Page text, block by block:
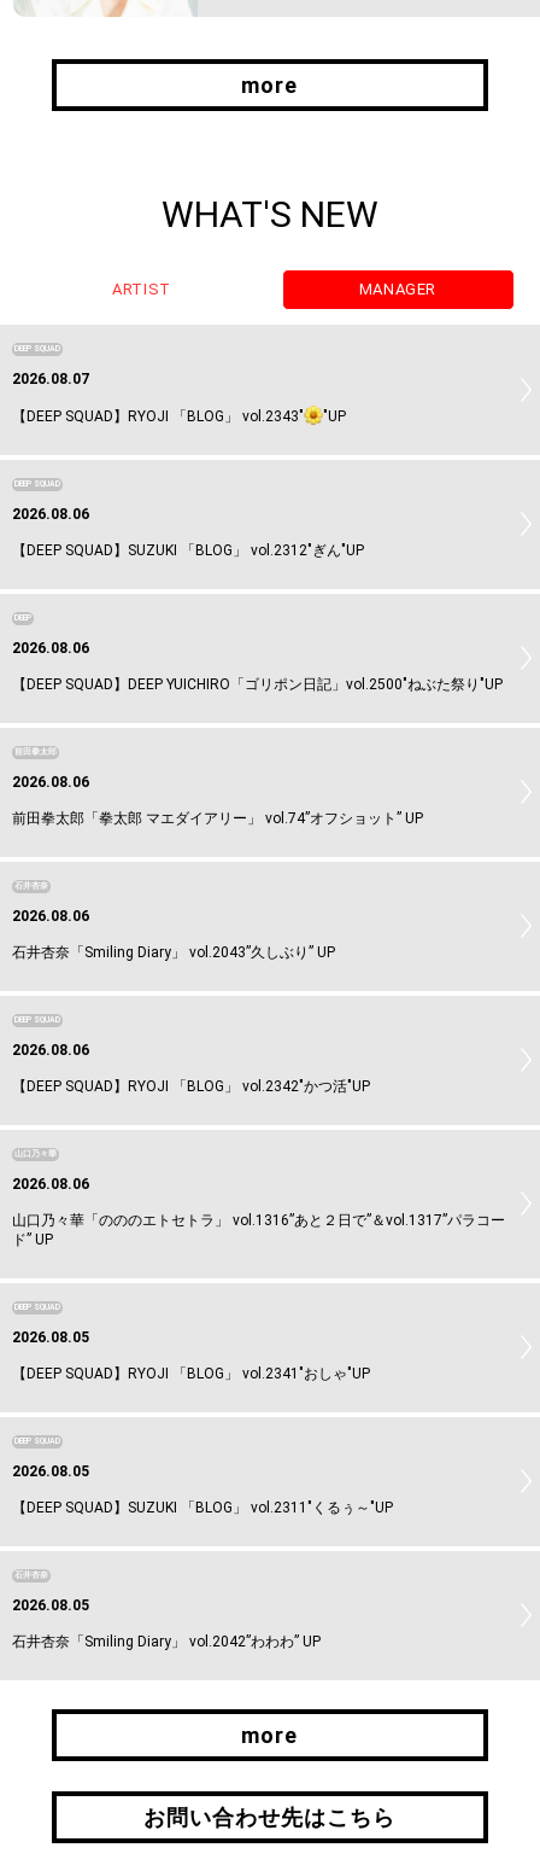
more
WHAT'S NEW
ARTIST MANAGER
DEEP SQUAD
2026.08.07
【DEEP SQUAD】RYOJI 「BLOG」 vol.2343" "UP
DEEP SQUAD
2026.08.06
【DEEP SQUAD】SUZUKI 「BLOG」 vol.2312"ぎん"UP
DEEP
2026.08.06
【DEEP SQUAD】DEEP YUICHIRO「ゴリポン日記」vol.2500"ねぶた祭り"UP
前田拳太郎
2026.08.06
前田拳太郎「拳太郎 マエダイアリー」 vol.74”オフショット” UP
石井杏奈
2026.08.06
石井杏奈「Smiling Diary」 vol.2043”久しぶり” UP
DEEP SQUAD
2026.08.06
【DEEP SQUAD】RYOJI 「BLOG」 vol.2342"かつ活"UP
山口乃々華
2026.08.06
山口乃々華「のののエトセトラ」 vol.1316”あと２日で”＆vol.1317”パラコー
ド” UP
DEEP SQUAD
2026.08.05
【DEEP SQUAD】RYOJI 「BLOG」 vol.2341"おしゃ"UP
DEEP SQUAD
2026.08.05
【DEEP SQUAD】SUZUKI 「BLOG」 vol.2311"くるぅ～"UP
石井杏奈
2026.08.05
石井杏奈「Smiling Diary」 vol.2042”わわわ” UP
more
more
お問い合わせ先はこちら
お問い合わせ先はこちら
引継ぎはこちら